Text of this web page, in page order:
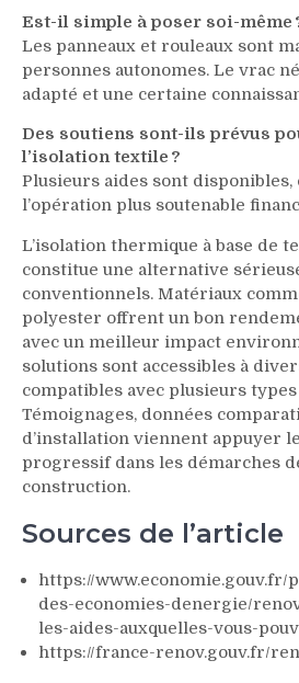
Est-il simple à poser soi-même
Les panneaux et rouleaux sont
personnes autonomes. Le vrac
adapté et une certaine
Des soutiens sont-ils prévus
l’isolation textile ?
Plusieurs aides sont
l’opération plus soutenable
L’isolation thermique à base de
constitue une alternative
conventionnels. Matériaux
polyester offrent un bon
avec un meilleur impact
solutions sont accessibles à
compatibles avec plusieurs
Témoignages, données
d’installation viennent appuyer
progressif dans les démarches
construction.
Sources de l’article
https://
des-economies-denergie/
les-aides-auxquelles-vous-
https://france-renov.gouv.fr/